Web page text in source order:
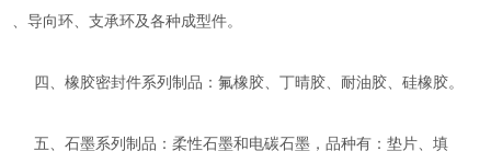
、导向环、支承环及各种成型件。
四、橡胶密封件系列制品：氟橡胶、丁晴胶、耐油胶、硅橡胶。
五、石墨系列制品：柔性石墨和电碳石墨，品种有：垫片、填